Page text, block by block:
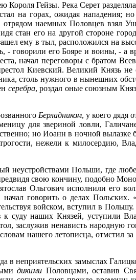
Гейзы. Река Серет
на горах, ожидая нападения; но
отрядом наемных Половцев взял
стан его на другой стороне
ему в тыл, расположился на
говорили его Бояре и воины, - а
начал переговоры с братом
Киевский. Великий Князь
столь нужного в нынешних
серебра, роздал оные союзным
Берладником, у коего дядя
для звериной ловли,
но Иоанн в ночной вылазке
нежели к милосердию,
неустройствами Польши, где
свою кончину, подобно
Ольгович исполнили его
говорить о делах Польских.
войском, вступил в
суду наших Князей, уступили
заслужив ненависть народную
нашего летописца, отмстил
в неприятельских замыслах
дикими Половцами, оставив